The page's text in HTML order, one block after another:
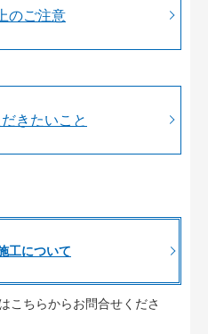
のご注意
きたいこと
工について
こちらからお問合せくださ